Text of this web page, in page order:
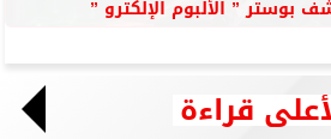
بوستر ” الألبوم الإلكترو ”
قراءة